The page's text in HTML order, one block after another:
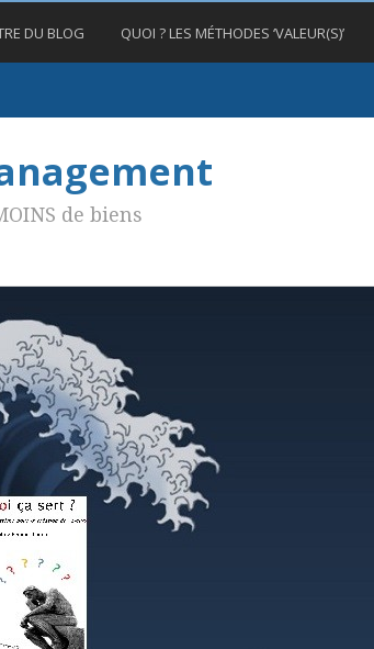
DU BLOG QUOI ? LES MÉTHODES ‘VALEUR(S)’
de biens